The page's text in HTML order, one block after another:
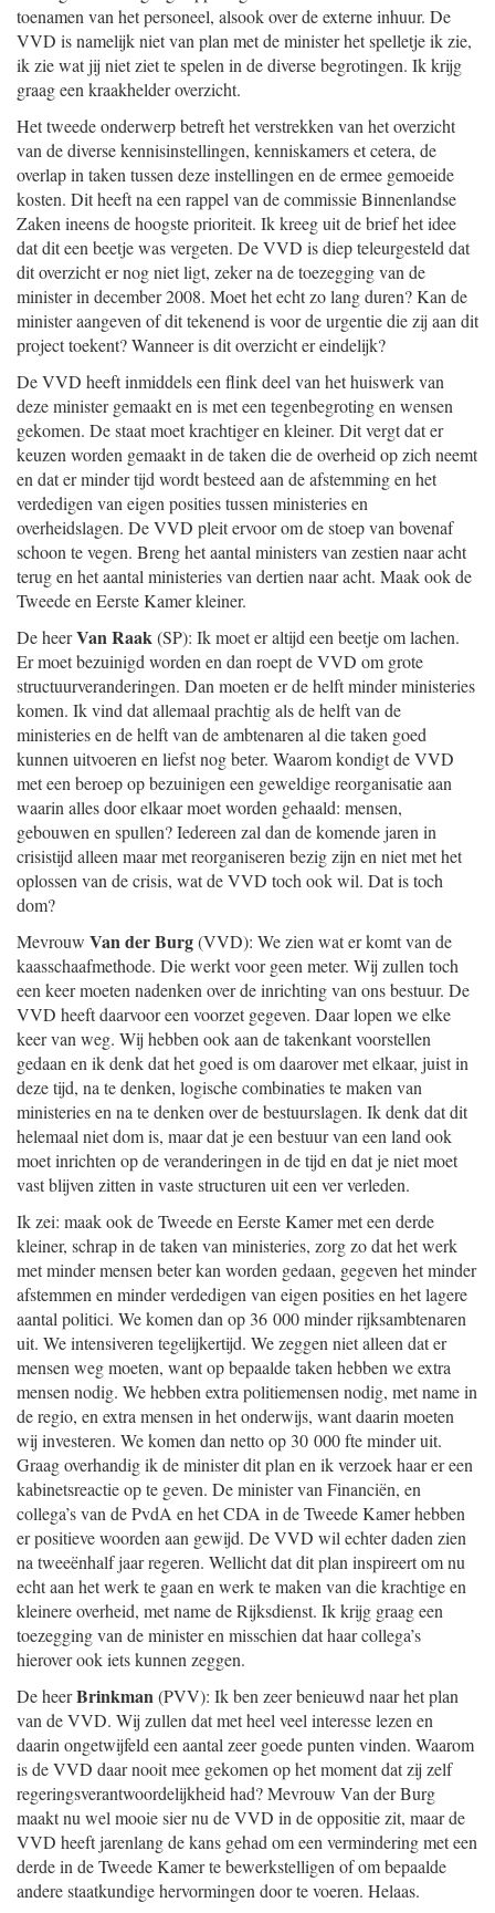
toenamen van het personeel, alsook over de externe inhuur. De
VVD is namelijk niet van plan met de minister het spelletje ik zie,
ik zie wat jij niet ziet te spelen in de diverse begrotingen. Ik krijg
graag een kraakhelder overzicht.
Het tweede onderwerp betreft het verstrekken van het overzicht
van de diverse kennisinstellingen, kenniskamers et cetera, de
overlap in taken tussen deze instellingen en de ermee gemoeide
kosten. Dit heeft na een rappel van de commissie Binnenlandse
Zaken ineens de hoogste prioriteit. Ik kreeg uit de brief het idee
dat dit een beetje was vergeten. De VVD is diep teleurgesteld dat
dit overzicht er nog niet ligt, zeker na de toezegging van de
minister in december 2008. Moet het echt zo lang duren? Kan de
minister aangeven of dit tekenend is voor de urgentie die zij aan dit
project toekent? Wanneer is dit overzicht er eindelijk?
De VVD heeft inmiddels een flink deel van het huiswerk van
deze minister gemaakt en is met een tegenbegroting en wensen
gekomen. De staat moet krachtiger en kleiner. Dit vergt dat er
keuzen worden gemaakt in de taken die de overheid op zich neemt
en dat er minder tijd wordt besteed aan de afstemming en het
verdedigen van eigen posities tussen ministeries en
overheidslagen. De VVD pleit ervoor om de stoep van bovenaf
schoon te vegen. Breng het aantal ministers van zestien naar acht
terug en het aantal ministeries van dertien naar acht. Maak ook de
Tweede en Eerste Kamer kleiner.
De heerVan Raak(SP): Ik moet er altijd een beetje om lachen.
Er moet bezuinigd worden en dan roept de VVD om grote
structuurveranderingen. Dan moeten er de helft minder ministeries
komen. Ik vind dat allemaal prachtig als de helft van de
ministeries en de helft van de ambtenaren al die taken goed
kunnen uitvoeren en liefst nog beter. Waarom kondigt de VVD
met een beroep op bezuinigen een geweldige reorganisatie aan
waarin alles door elkaar moet worden gehaald: mensen,
gebouwen en spullen? Iedereen zal dan de komende jaren in
crisistijd alleen maar met reorganiseren bezig zijn en niet met het
oplossen van de crisis, wat de VVD toch ook wil. Dat is toch
dom?
Mevrouw Van der Burg(VVD): We zien wat er komt van de
kaasschaafmethode. Die werkt voor geen meter. Wij zullen toch
een keer moeten nadenken over de inrichting van ons bestuur. De
VVD heeft daarvoor een voorzet gegeven. Daar lopen we elke
keer van weg. Wij hebben ook aan de takenkant voorstellen
gedaan en ik denk dat het goed is om daarover met elkaar, juist in
deze tijd, na te denken, logische combinaties te maken van
ministeries en na te denken over de bestuurslagen. Ik denk dat dit
helemaal niet dom is, maar dat je een bestuur van een land ook
moet inrichten op de veranderingen in de tijd en dat je niet moet
vast blijven zitten in vaste structuren uit een ver verleden.
Ik zei: maak ook de Tweede en Eerste Kamer met een derde
kleiner, schrap in de taken van ministeries, zorg zo dat het werk
met minder mensen beter kan worden gedaan, gegeven het minder
afstemmen en minder verdedigen van eigen posities en het lagere
aantal politici. We komen dan op 36 000 minder rijksambtenaren
uit. We intensiveren tegelijkertijd. We zeggen niet alleen dat er
mensen weg moeten, want op bepaalde taken hebben we extra
mensen nodig. We hebben extra politiemensen nodig, met name in
de regio, en extra mensen in het onderwijs, want daarin moeten
wij investeren. We komen dan netto op 30 000 fte minder uit.
Graag overhandig ik de minister dit plan en ik verzoek haar er een
kabinetsreactie op te geven. De minister van Financiën, en
collega’s van de PvdA en het CDA in de Tweede Kamer hebben
er positieve woorden aan gewijd. De VVD wil echter daden zien
na tweeënhalf jaar regeren. Wellicht dat dit plan inspireert om nu
echt aan het werk te gaan en werk te maken van die krachtige en
kleinere overheid, met name de Rijksdienst. Ik krijg graag een
toezegging van de minister en misschien dat haar collega’s
hierover ook iets kunnen zeggen.
De heerBrinkman(PVV): Ik ben zeer benieuwd naar het plan
van de VVD. Wij zullen dat met heel veel interesse lezen en
daarin ongetwijfeld een aantal zeer goede punten vinden. Waarom
is de VVD daar nooit mee gekomen op het moment dat zij zelf
regeringsverantwoordelijkheid had? Mevrouw Van der Burg
maakt nu wel mooie sier nu de VVD in de oppositie zit, maar de
VVD heeft jarenlang de kans gehad om een vermindering met een
derde in de Tweede Kamer te bewerkstelligen of om bepaalde
andere staatkundige hervormingen door te voeren. Helaas.